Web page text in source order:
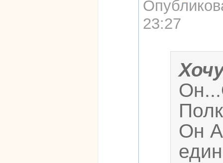
23:27
Он